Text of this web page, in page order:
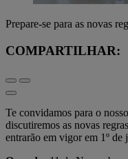
Prepare-se para as novas
COMPARTILHAR:
Te convidamos para o
discutiremos as novas
entrarão em vigor em 1º de